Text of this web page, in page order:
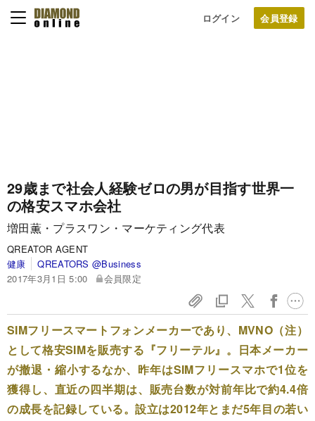
ログイン
29歳まで社会人経験ゼロの男が目指す世界一
の格安スマホ会社
増田薫・プラスワン・マーケティング代表
QREATOR AGENT
健康
QREATORS @Business
2017年3月1日 5:00
会員限定
SIMフリースマートフォンメーカーであり、MVNO（注）
として格安SIMを販売する『フリーテル』。日本メーカー
が撤退・縮小するなか、昨年はSIMフリースマホで1位を
獲得し、直近の四半期は、販売台数が対前年比で約4.4倍
の成長を記録している。設立は2012年とまだ5年目の若い